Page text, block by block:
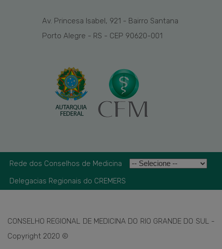
Av. Princesa Isabel, 921 - Bairro Santana
Porto Alegre - RS - CEP 90620-001
Rede dos Conselhos de Medicina
Delegacias Regionais do CREMERS
CONSELHO REGIONAL DE MEDICINA DO RIO GRANDE DO SUL -
Copyright 2020 ©